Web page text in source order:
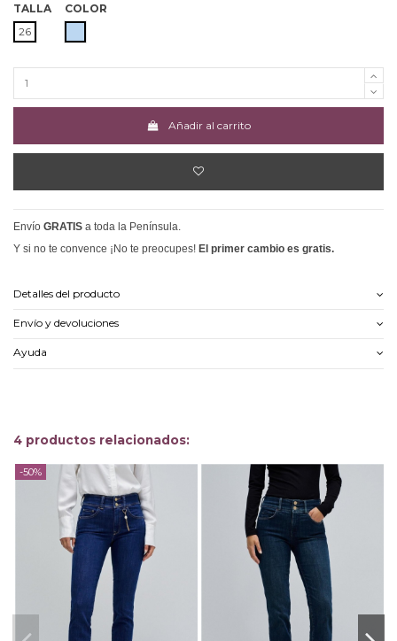
TALLA
26
COLOR
Añadir al carrito
Envío GRATIS a toda la Península.
Y si no te convence ¡No te preocupes! El primer cambio es gratis.
Detalles del producto
Envío y devoluciones
Ayuda
4 productos relacionados:
-50%